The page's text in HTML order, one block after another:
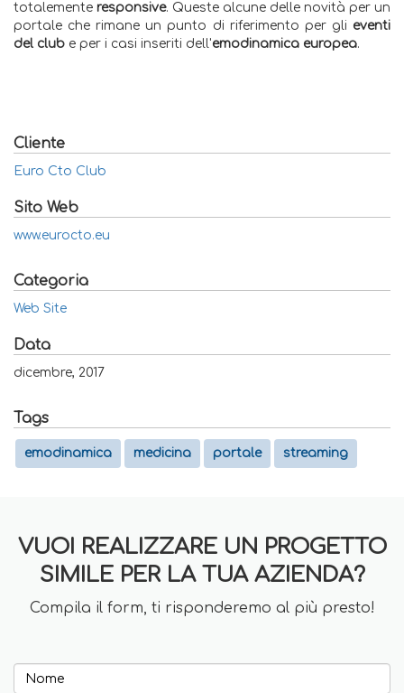
totalemente responsive. Queste alcune delle novità per un
portale che rimane un punto di riferimento per gli eventi
del club e per i casi inseriti dell'emodinamica europea.
Cliente
Euro Cto Club
Sito Web
www.eurocto.eu
Categoria
Web Site
Data
dicembre, 2017
Tags
emodinamica medicina portale streaming
VUOI REALIZZARE UN PROGETTO
SIMILE PER LA TUA AZIENDA?
Compila il form, ti risponderemo al più presto!